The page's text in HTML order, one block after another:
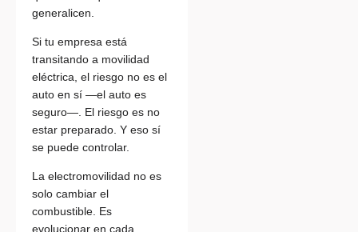
generalicen.
Si tu empresa está
transitando a movilidad
eléctrica, el riesgo no es el
auto en sí —el auto es
seguro—. El riesgo es no
estar preparado. Y eso sí
se puede controlar.
La electromovilidad no es
solo cambiar el
combustible. Es
evolucionar en cada